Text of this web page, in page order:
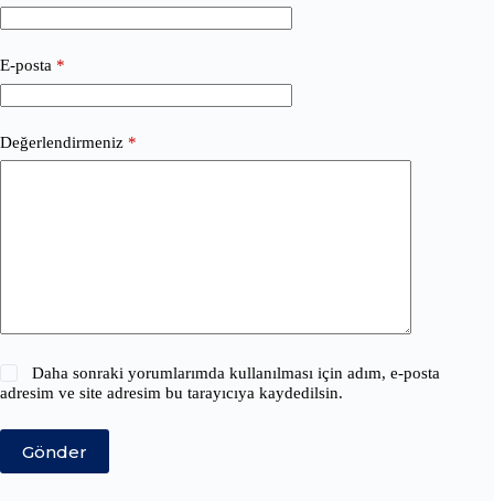
E-posta *
Değerlendirmeniz *
Daha sonraki yorumlarımda kullanılması için adım, e-posta
adresim ve site adresim bu tarayıcıya kaydedilsin.
Gönder